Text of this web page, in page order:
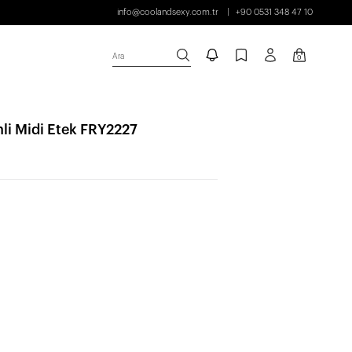
info@coolandsexy.com.tr +90 0531 348 47 10
Ara 0
Midi Etek FRY2227